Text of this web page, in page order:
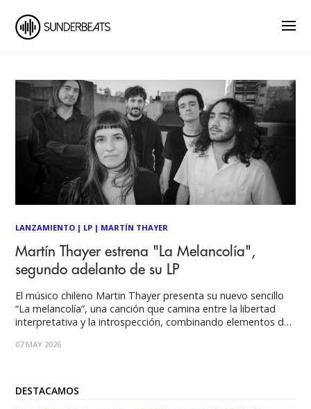
LANZAMIENTO | LP | MARTÍN THAYER
Martín Thayer estrena "La Melancolía",
segundo adelanto de su LP
El músico chileno Martin Thayer presenta su nuevo sencillo
“La melancolía”, una canción que camina entre la libertad
interpretativa y la introspección, combinando elementos del
fuerte carga emocional y narrativa que remite a la estética
07 MAY 2026
DESTACAMOS